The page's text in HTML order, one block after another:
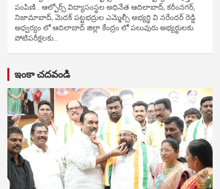
పంపిణి… ఆల్ఫోర్స్ విద్యాసంస్థల అధినేత ఆదిలాబాద్, కరీంనగర్,
నిజామాబాద్, మెదక్ పట్టభద్రుల ఎమ్మెల్సీ అభ్యర్థి వి నరేందర్ రెడ్డి
అధ్వర్యం లో ఆదిలాబాద్ జిల్లా కేంద్రం లో పలువురు అభ్యర్థులకు
పోటిప‌రీక్ష‌ల‌కు…
ఇంకా చదవండి